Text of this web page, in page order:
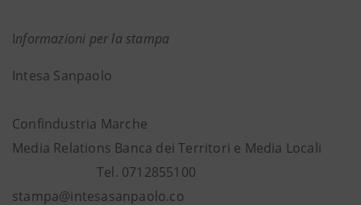
Informazioni per la stampa
Intesa Sanpaolo
Confindustria Marche
Media Relations Banca dei Territori e Media Locali
Tel. 0712855100
stampa@intesasanpaolo.co